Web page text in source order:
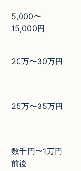
5,000〜
15,000円
20万〜30万円
25万〜35万円
数千円〜1万円
前後